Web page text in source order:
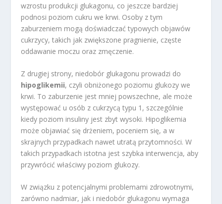
wzrostu produkcji glukagonu, co jeszcze bardziej
podnosi poziom cukru we krwi. Osoby z tym
zaburzeniem mogą doświadczać typowych objawów
cukrzycy, takich jak zwiększone pragnienie, częste
oddawanie moczu oraz zmęczenie.
Z drugiej strony, niedobór glukagonu prowadzi do
hipoglikemii, czyli obniżonego poziomu glukozy we
krwi. To zaburzenie jest mniej powszechne, ale może
występować u osób z cukrzycą typu 1, szczególnie
kiedy poziom insuliny jest zbyt wysoki. Hipoglikemia
może objawiać się drżeniem, poceniem się, a w
skrajnych przypadkach nawet utratą przytomności. W
takich przypadkach istotna jest szybka interwencja, aby
przywrócić właściwy poziom glukozy.
W związku z potencjalnymi problemami zdrowotnymi,
zarówno nadmiar, jak i niedobór glukagonu wymaga